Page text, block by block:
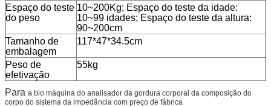
Espaço do teste
do peso
10~200Kg; Espaço do teste da idade:
10~99 idades; Espaço do teste da altura:
90~200cm
Tamanho de
embalagem
117*47*34.5cm
Peso de
efetivação
55kg
Para a bio máquina do analisador da gordura corporal da composição do
corpo do sistema da impedância com preço de fábrica